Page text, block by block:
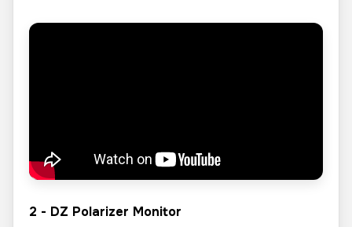
2 - DZ Polarizer Monitor